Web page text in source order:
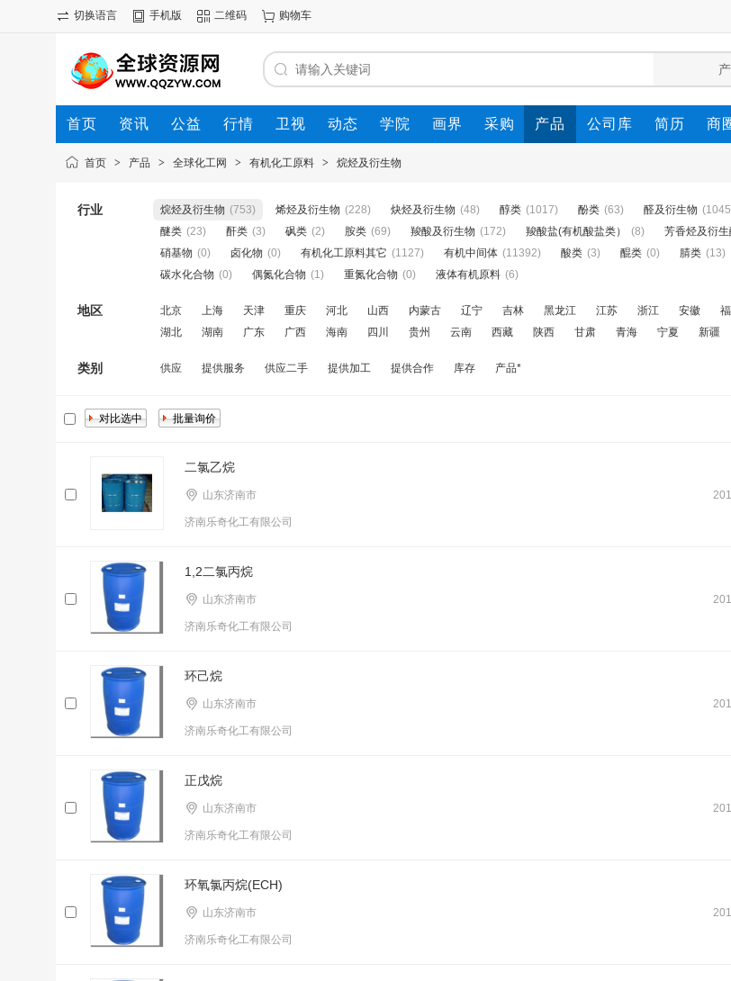
切换语言 手机版 二维码 购物车
首页 资讯 公益 行情 卫视 动态 学院 画界 采购 产品 公司库 简历 商
首页 > 产品 > 全球化工网 > 有机化工原料 > 烷烃及衍生物
行业 烷烃及衍生物 (753) 烯烃及衍生物 (228) 炔烃及衍生物 (48) 醇类 (1017) 酚类 (63) 醛及衍生物
醚类 (23) 酐类 (3) 砜类 (2) 胺类 (69) 羧酸及衍生物 (172) 羧酸盐(有机酸盐类） (8) 芳香烃及衍
硝基物 (0) 卤化物 (0) 有机化工原料其它 (1127) 有机中间体 (11392) 酸类 (3) 醌类 (0) 腈类 (13)
碳水化合物 (0) 偶氮化合物 (1) 重氮化合物 (0) 液体有机原料 (6)
地区 北京 上海 天津 重庆 河北 山西 内蒙古 辽宁 吉林 黑龙江 江苏 浙江 安徽
湖北
湖南 广东 广西 海南 四川 贵州 云南 西藏 陕西 甘肃 青海 宁夏 新疆
类别 供应 提供服务 供应二手 提供加工 提供合作 库存 产品*
二氯乙烷
山东济南市
济南乐奇化工有限公司
1,2二氯丙烷
山东济南市
济南乐奇化工有限公司
环己烷
山东济南市
济南乐奇化工有限公司
正戊烷
山东济南市
济南乐奇化工有限公司
环氧氯丙烷(ECH)
山东济南市
济南乐奇化工有限公司